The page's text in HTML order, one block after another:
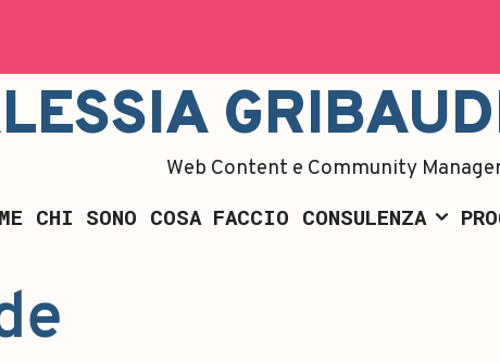
Web Content e Community
CHI SONO COSA FACCIO CONSULENZA